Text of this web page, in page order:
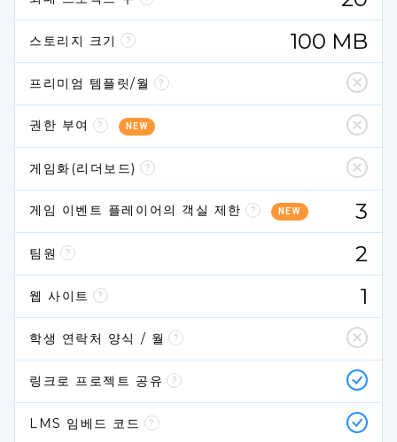
스토리지 크기 100 MB
프리미엄 템플릿/월
권한 부여 NEW
게임화(리더보드)
게임 이벤트 플레이어의 객실 제한 NEW 3
팀원 2
웹 사이트 1
학생 연락처 양식 / 월
링크로 프로젝트 공유
LMS 임베드 코드